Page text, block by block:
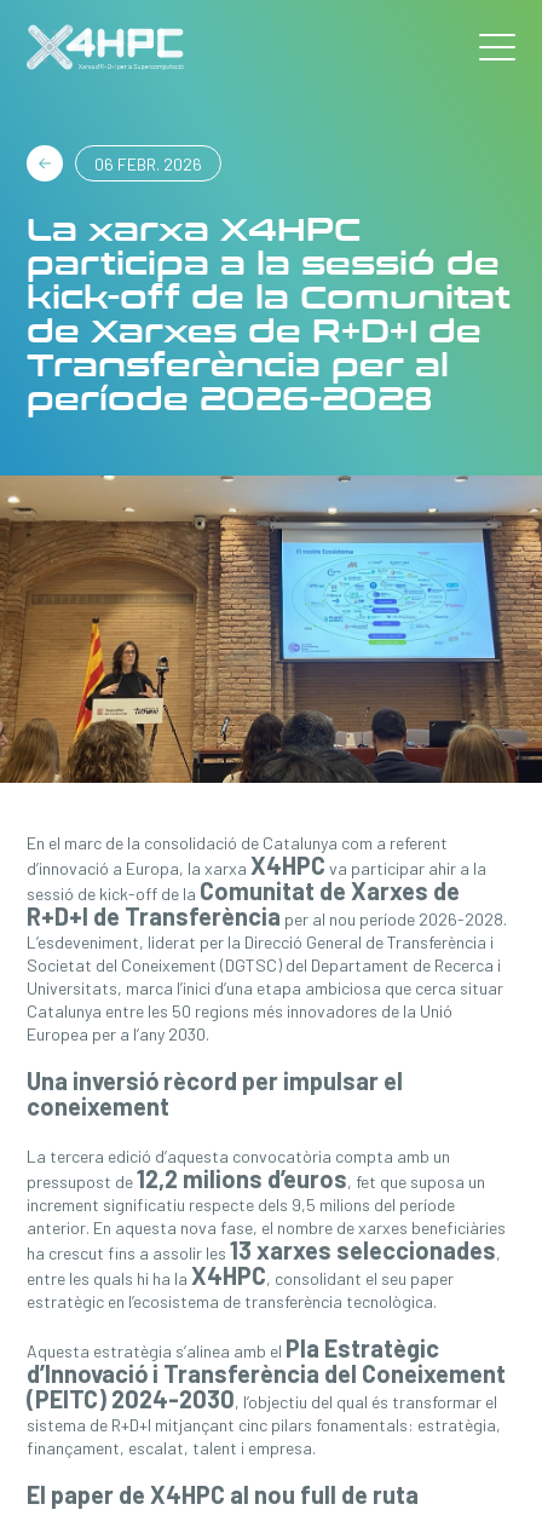
06 FEBR. 2026
La xarxa X4HPC
participa a la sessió de
kick-off de la Comunitat
de Xarxes de R+D+I de
Transferència per al
període 2026-2028
En el marc de la consolidació de Catalunya com a referent
d’innovació a Europa, la xarxaX4HPC va participar ahir a la
sessió de kick-off de la Comunitat de Xarxes de
R+D+I de Transferència per al nou període 2026-2028.
L’esdeveniment, liderat per la Direcció General de Transferència i
Societat del Coneixement (DGTSC) del Departament de Recerca i
Universitats, marca l’inici d’una etapa ambiciosa que cerca situar
Catalunya entre les 50 regions més innovadores de la Unió
Europea per a l’any 2030.
Una inversió rècord per impulsar el
coneixement
La tercera edició d’aquesta convocatòria compta amb un
pressupost de12,2 milions d’euros, fet que suposa un
increment significatiu respecte dels 9,5 milions del període
anterior. En aquesta nova fase, el nombre de xarxes beneficiàries
ha crescut fins a assolir les 13 xarxes seleccionades,
entre les quals hi ha laX4HPC, consolidant el seu paper
estratègic en l’ecosistema de transferència tecnològica.
Aquesta estratègia s’alinea amb el Pla Estratègic
d’Innovació i Transferència del Coneixement
(PEITC) 2024-2030, l’objectiu del qual és transformar el
sistema de R+D+I mitjançant cinc pilars fonamentals: estratègia,
finançament, escalat, talent i empresa.
El paper de X4HPC al nou full de ruta